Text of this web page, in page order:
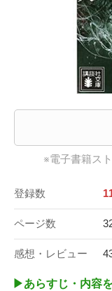
※電子書籍ス
登録数
ページ数
感想・レビュー
▶︎あらすじ・内容